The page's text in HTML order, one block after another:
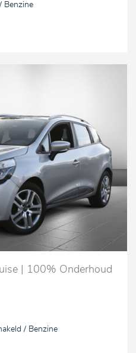
Benzine
| 100% Onderhoud
/ Benzine